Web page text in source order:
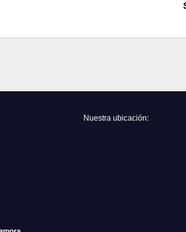
Nuestra ubicación: